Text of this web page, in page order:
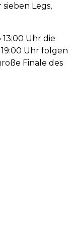
Legs,
Uhr die
Uhr folgen
Finale des